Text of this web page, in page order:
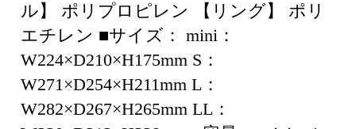
ル】 ポリプロピレン 【リング】 ポリ
エチレン ■サイズ： mini：
W224×D210×H175mm S：
W271×D254×H211mm L：
W282×D267×H265mm LL：